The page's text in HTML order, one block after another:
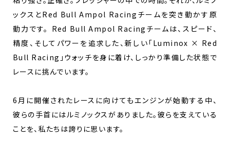
ックスとRed Bull Ampol Racingチームを突き動かす原
動力です。⁠ Red Bull Ampol Racingチームは、スピード、
精度、そしてパワーを追求した、新しい「Luminox × Red
Bull Racing」ウォッチを身に着け、しっかり準備した状態で
レースに挑んでいます。⁠
6月に開催されたレースに向けてもエンジンが始動する中、
彼らの手首にはルミノックスがありました。彼らを支えている
ことを、私たちは誇りに思います。